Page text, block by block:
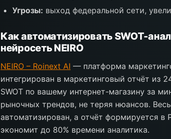
Угрозы: выход федеральной сети,
Как автоматизировать SWOT-
нейросеть NEIRO
NEIRO – Roinext AI — платформа
интегрирован в маркетинговый отчёт из
SWOT по вашему интернет-магазину за
рыночных трендов, не теряя нюансов.
автоматизирован, а отчёт формируется в
экономит до 80% времени аналитика.